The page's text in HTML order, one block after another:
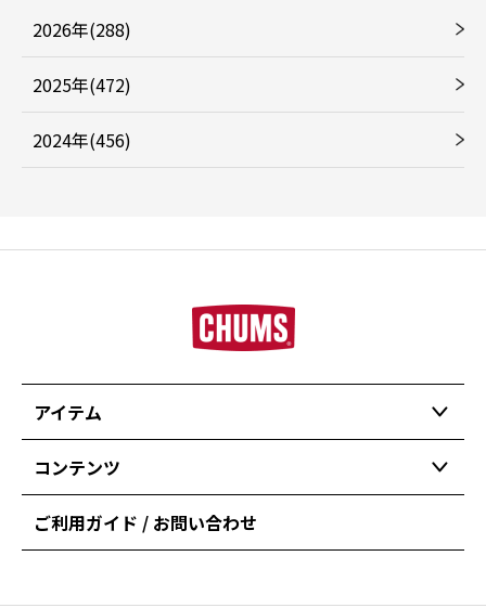
2026年(288)
2025年(472)
2024年(456)
アイテム
コンテンツ
ご利用ガイド / お問い合わせ